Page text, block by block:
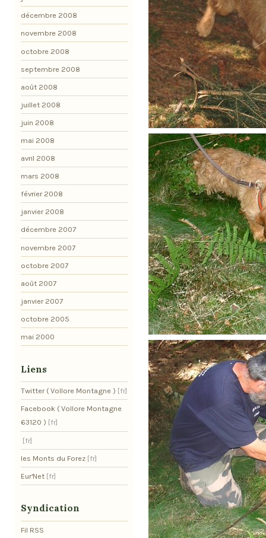
décembre 2008
novembre 2008
octobre 2008
septembre 2008
août 2008
juillet 2008
juin 2008
mai 2008
avril 2008
mars 2008
février 2008
janvier 2008
décembre 2007
novembre 2007
octobre 2007
août 2007
janvier 2007
octobre 2005
mai 2000
Liens
Twitter ( Vollore Montagne )
Facebook ( Vollore Montagne
63120 )
les Monts du Forez
Eur'Net
Syndication
Fil RSS